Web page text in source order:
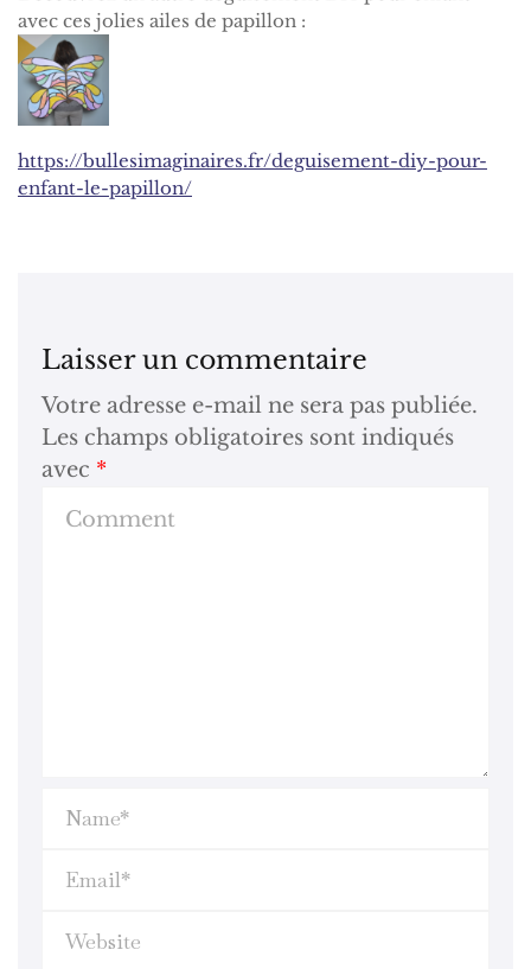
avec ces jolies ailes de papillon :
https://bullesimaginaires.fr/deguisement-diy-pour-
enfant-le-papillon/
Laisser un commentaire
Votre adresse e-mail ne sera pas publiée.
Les champs obligatoires sont indiqués
avec *